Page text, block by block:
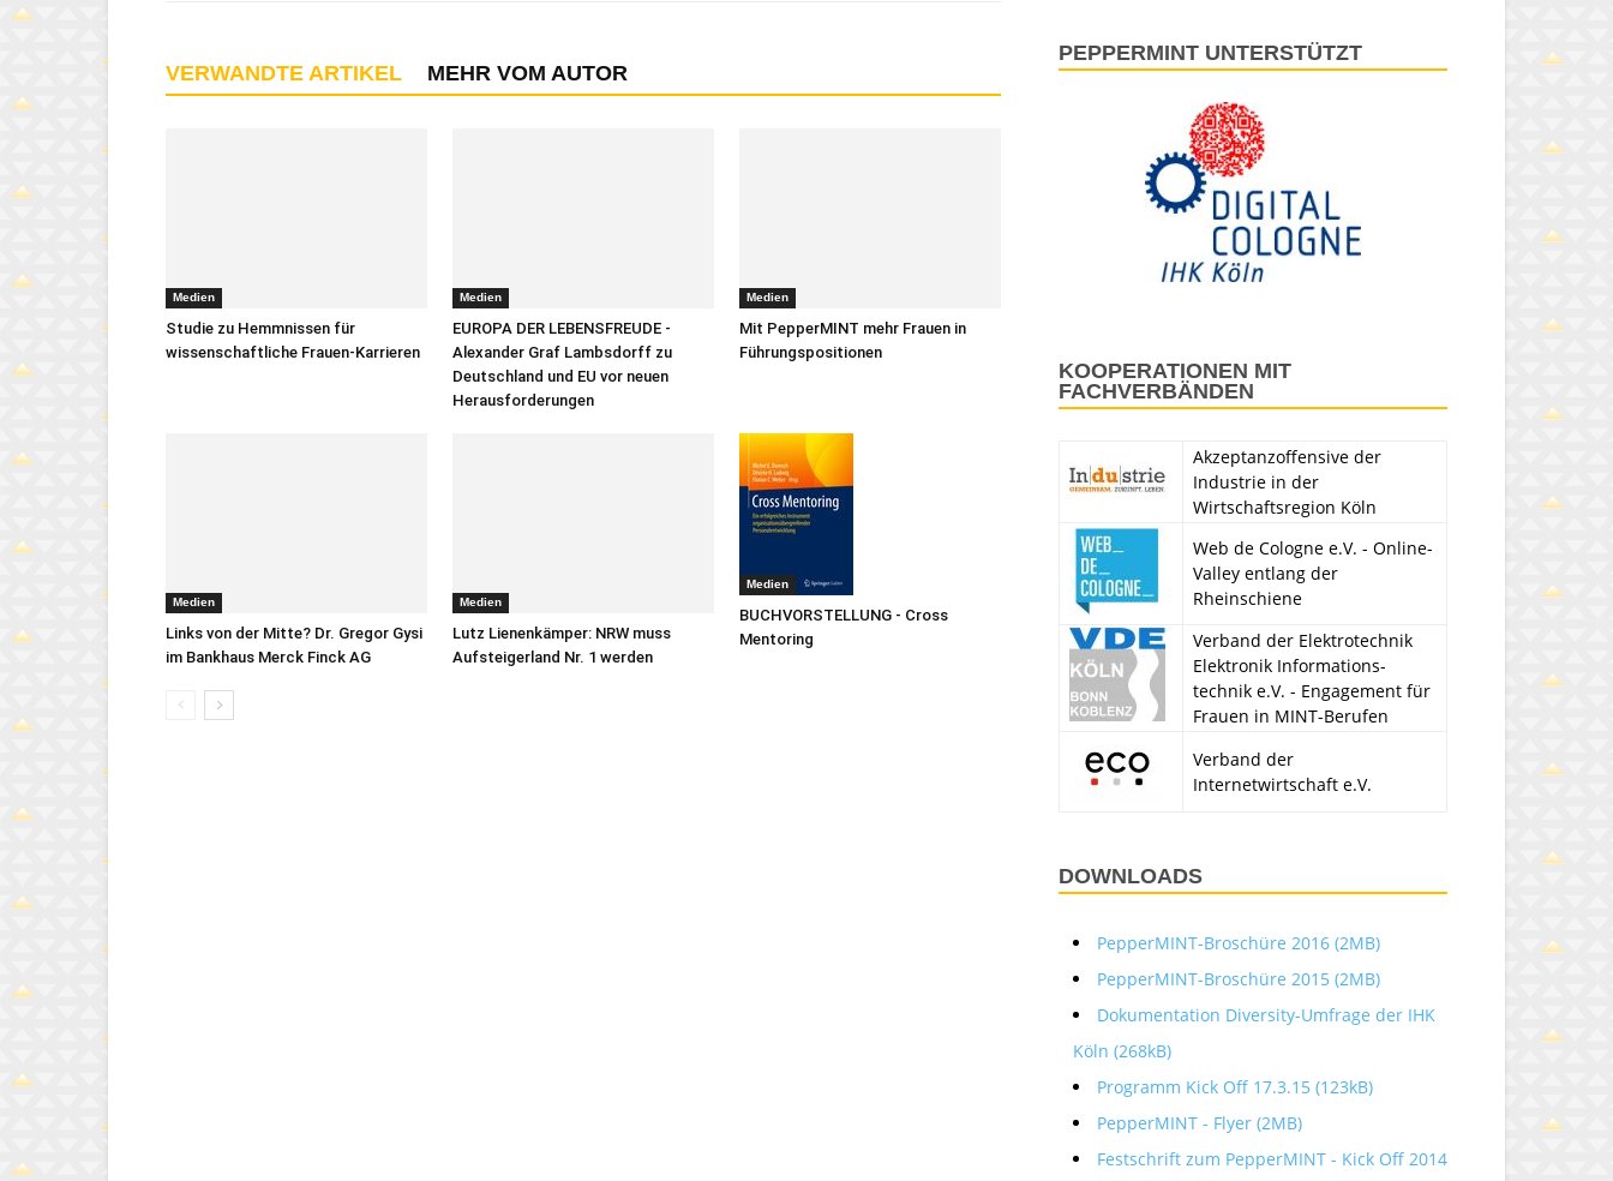
VERWANDTE ARTIKEL MEHR VOM AUTOR
Medien
Studie zu Hemmnissen für
wissenschaftliche Frauen-Karrieren
Medien
EUROPA DER LEBENSFREUDE -
Alexander Graf Lambsdorff zu
Deutschland und EU vor neuen
Herausforderungen
Medien
Mit PepperMINT mehr Frauen in
Führungspositionen
Medien
Links von der Mitte? Dr. Gregor Gysi
im Bankhaus Merck Finck AG
Medien
Lutz Lienenkämper: NRW muss
Aufsteigerland Nr. 1 werden
Medien
BUCHVORSTELLUNG - Cross
Mentoring
PEPPERMINT UNTERSTÜTZT
KOOPERATIONEN MIT
FACHVERBÄNDEN
Akzeptanzoffensive der
Industrie in der
Wirtschaftsregion Köln
Web de Cologne e.V. - Online-
Valley entlang der
Rheinschiene
Verband der Elektrotechnik
Elektronik Informations-
technik e.V. - Engagement für
Frauen in MINT-Berufen
Verband der
Internetwirtschaft e.V.
DOWNLOADS
PepperMINT-Broschüre 2016 (2MB)
PepperMINT-Broschüre 2015 (2MB)
Dokumentation Diversity-Umfrage der IHK
Köln (268kB)
Programm Kick Off 17.3.15 (123kB)
PepperMINT - Flyer (2MB)
Festschrift zum PepperMINT - Kick Off 2014